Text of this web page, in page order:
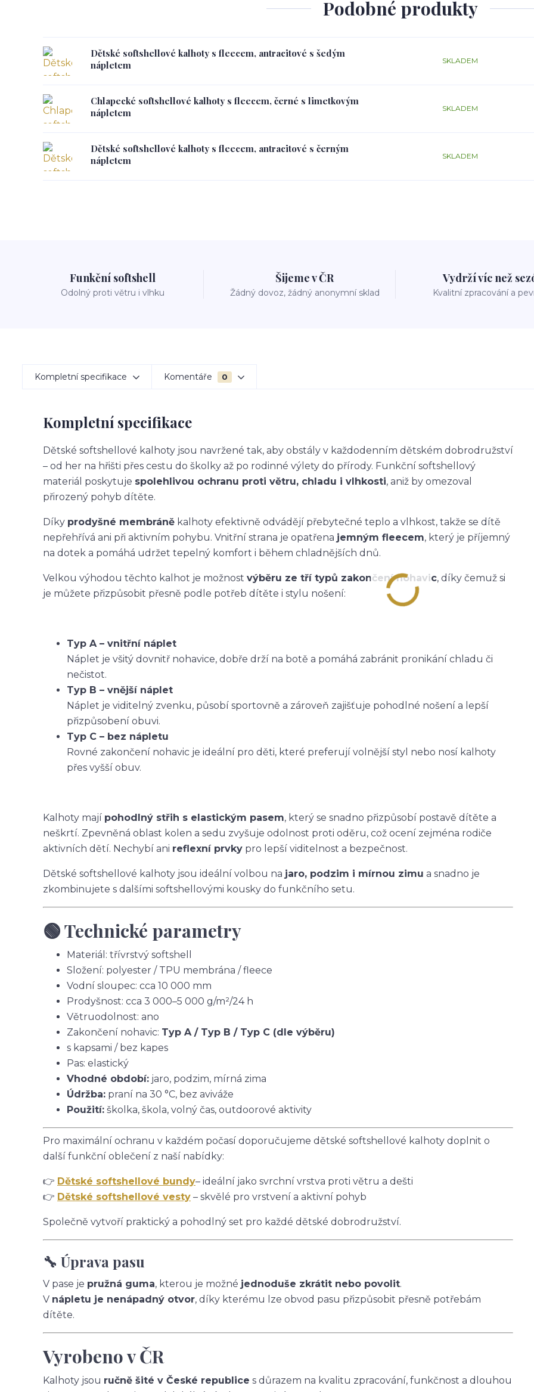
Podobné produkty
Dětské softshellové kalhoty s fleecem, antracitové s šedým
nápletem
SKLADEM
Chlapecké softshellové kalhoty s fleecem, černé s limetkovým
nápletem
SKLADEM
Dětské softshellové kalhoty s fleecem, antracitové s černým
nápletem
SKLADEM
Funkční softshell
Odolný proti větru i vlhku
Šijeme v ČR
Žádný dovoz, žádný anonymní sklad
Vydrží víc než
Kvalitní zpracování a
Kompletní specifikace Komentáře 0
Kompletní specifikace
Dětské softshellové kalhoty jsou navržené tak, aby obstály v každodenním dětském dobrodružství
– od her na hřišti přes cestu do školky až po rodinné výlety do přírody. Funkční softshellový
materiál poskytuje spolehlivou ochranu proti větru, chladu i vlhkosti, aniž by omezoval
přirozený pohyb dítěte.
Díky prodyšné membráně kalhoty efektivně odvádějí přebytečné teplo a vlhkost, takže se dítě
nepřehřívá ani při aktivním pohybu. Vnitřní strana je opatřena jemným fleecem, který je příjemný
na dotek a pomáhá udržet tepelný komfort i během chladnějších dnů.
Velkou výhodou těchto kalhot je možnost výběru ze tří typů zakončení nohavic, díky čemuž si
je můžete přizpůsobit přesně podle potřeb dítěte i stylu nošení:
Typ A – vnitřní náplet
Náplet je všitý dovnitř nohavice, dobře drží na botě a pomáhá zabránit pronikání chladu či
nečistot.
Typ B – vnější náplet
Náplet je viditelný zvenku, působí sportovně a zároveň zajišťuje pohodlné nošení a lepší
přizpůsobení obuvi.
Typ C – bez nápletu
Rovné zakončení nohavic je ideální pro děti, které preferují volnější styl nebo nosí kalhoty
přes vyšší obuv.
Kalhoty mají pohodlný střih s elastickým pasem, který se snadno přizpůsobí postavě dítěte a
neškrtí. Zpevněná oblast kolen a sedu zvyšuje odolnost proti oděru, což ocení zejména rodiče
aktivních dětí. Nechybí ani reflexní prvky pro lepší viditelnost a bezpečnost.
Dětské softshellové kalhoty jsou ideální volbou na jaro, podzim i mírnou zimu a snadno je
zkombinujete s dalšími softshellovými kousky do funkčního setu.
🟢 Technické parametry
Materiál: třívrstvý softshell
Složení: polyester / TPU membrána / fleece
Vodní sloupec: cca 10 000 mm
Prodyšnost: cca 3 000–5 000 g/m²/24 h
Větruodolnost: ano
Zakončení nohavic: Typ A / Typ B / Typ C (dle výběru)
s kapsami / bez kapes
Pas: elastický
Vhodné období: jaro, podzim, mírná zima
Údržba: praní na 30 °C, bez aviváže
Použití: školka, škola, volný čas, outdoorové aktivity
Pro maximální ochranu v každém počasí doporučujeme dětské softshellové kalhoty doplnit o
další funkční oblečení z naší nabídky:
👉 Dětské softshellové bundy– ideální jako svrchní vrstva proti větru a dešti
👉 Dětské softshellové vesty – skvělé pro vrstvení a aktivní pohyb
Společně vytvoří praktický a pohodlný set pro každé dětské dobrodružství.
🔧 Úprava pasu
V pase je pružná guma, kterou je možné jednoduše zkrátit nebo povolit.
V nápletu je nenápadný otvor, díky kterému lze obvod pasu přizpůsobit přesně potřebám
dítěte.
Vyrobeno v ČR
Kalhoty jsou ručně šité v České republice s důrazem na kvalitu zpracování, funkčnost a dlouhou